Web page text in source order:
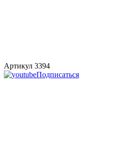
Артикул 3394
Подписаться